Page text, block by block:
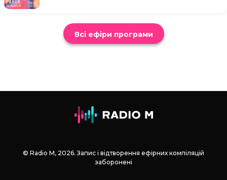
Всі ефіри програми
© Radio М, 2026. Запис і відтворення ефірних компіляцій
заборонені